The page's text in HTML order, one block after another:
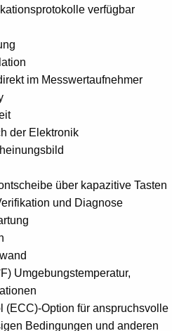
verfügbar
im Messwertaufnehmer
der Elektronik
über kapazitive Tasten
und Diagnose
Umgebungstemperatur,
(ECC)-Option für anspruchsvolle
Bedingungen und anderen